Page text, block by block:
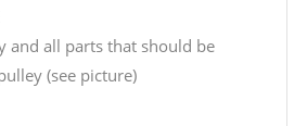
and all parts that should be
(see picture)